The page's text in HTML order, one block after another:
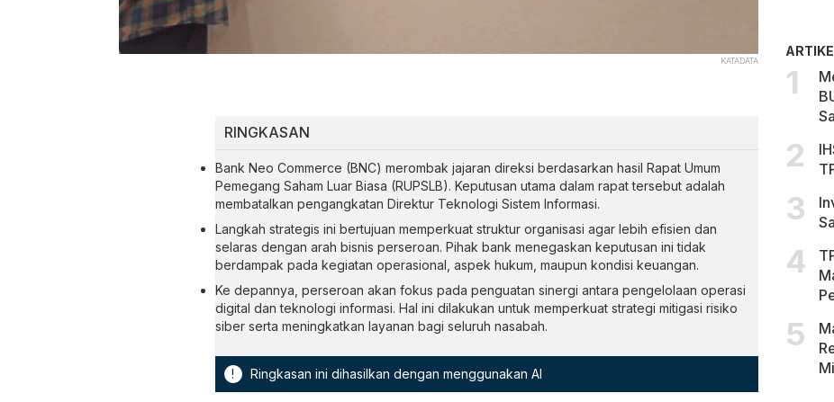
KATADATA
RINGKASAN
Bank Neo Commerce (BNC) merombak jajaran direksi berdasarkan hasil Rapat Umum
Pemegang Saham Luar Biasa (RUPSLB). Keputusan utama dalam rapat tersebut adalah
membatalkan pengangkatan Direktur Teknologi Sistem Informasi.
Langkah strategis ini bertujuan memperkuat struktur organisasi agar lebih efisien dan
selaras dengan arah bisnis perseroan. Pihak bank menegaskan keputusan ini tidak
berdampak pada kegiatan operasional, aspek hukum, maupun kondisi keuangan.
Ke depannya, perseroan akan fokus pada penguatan sinergi antara pengelolaan operasi
digital dan teknologi informasi. Hal ini dilakukan untuk memperkuat strategi mitigasi risiko
siber serta meningkatkan layanan bagi seluruh nasabah.
! Ringkasan ini dihasilkan dengan menggunakan AI